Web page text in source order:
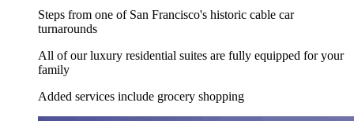
Steps from one of San Francisco's historic cable car
turnarounds
All of our luxury residential suites are fully equipped for your
family
Added services include grocery shopping